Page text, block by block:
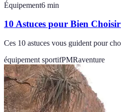
Équipement6 min
10 Astuces pour Bien
Ces 10 astuces vous guident pour
équipement sportifPMRaventure